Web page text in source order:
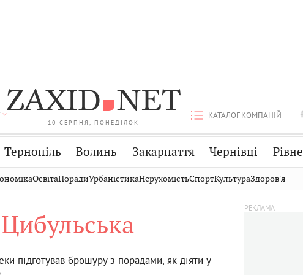
10 СЕРПНЯ, ПОНЕДІЛОК
КАТАЛОГ КОМПАНІЙ
Тернопіль Волинь Закарпаття Чернівці Рівне
Стрий
Хмельницький
Вінниця
Публікації Авто Словко
Кіно
ОсвітаПорадиУрбаністикаНерухомістьСпортКультураЗдоровʼя
підготував брошуру з порадами, як діяти у